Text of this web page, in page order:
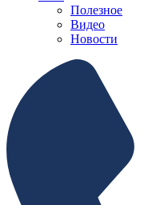
Полезное
Видео
Новости